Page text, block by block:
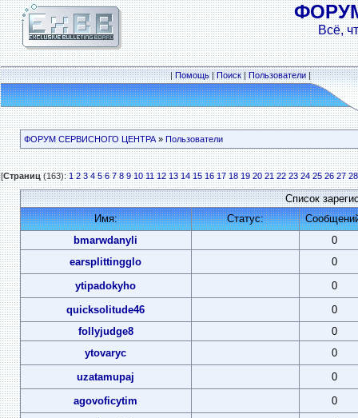
Всё,
|Помощь|Поиск|Пользователи|
ФОРУМ СЕРВИСНОГО ЦЕНТРА» Пользователи
[Страниц(163):1 2 3 4 5 6 7 8 9 10 11 12 13 14 15 16 17 18 19 20 21 22 23 24 25 26 27 28
Список
Имя:
Статус:
bmarwdanyli
0
earsplittingglo
0
ytipadokyho
0
quicksolitude46
0
follyjudge8
0
ytovaryc
0
uzatamupaj
0
agovoficytim
0